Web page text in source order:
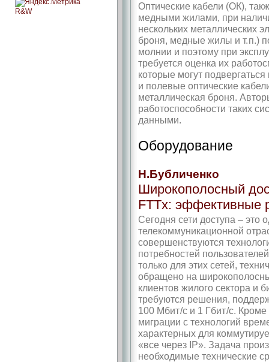
R&W
Оптические кабели (ОК),
медными жилами, при
нескольких металлических
броня, медные жилы и т. п.)
молнии и поэтому при
требуется оценка их
которые могут
и полевые оптические
металлическая броня.
работоспособности таких
данными.
Оборудование
Н.Бубличенко
Широкополосный
FTTx: эффективные
Сегодня сети доступа – это
телекоммуникационной
совершенствуются
потребностей
только для этих сетей,
обращено на
клиентов жилого сектора и
требуются решения,
100 Мбит /c и 1 Гбит /с.
миграции с технологий
характерных для
«все через IP». Задача
необходимые технические